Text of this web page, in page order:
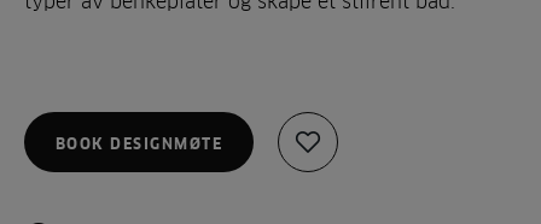
BOOK DESIGNMØTE
Legg
til